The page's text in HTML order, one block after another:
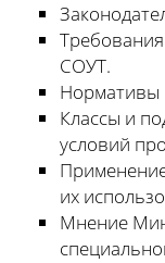
СОУТ.
Нормативы
Классы и
условий
их
Мнение